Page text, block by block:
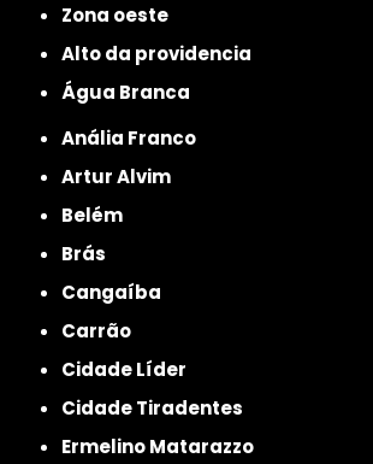
Zona oeste
alto da providencia
Água Branca
Anália Franco
Artur Alvim
Belém
Brás
Cangaíba
Carrão
Cidade Líder
Cidade Tiradentes
Ermelino Matarazzo